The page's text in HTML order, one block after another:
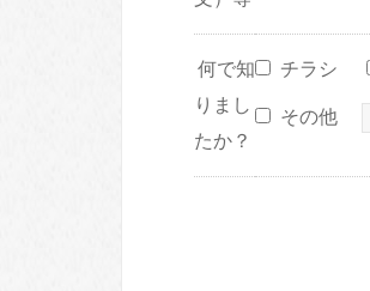
何で知
りまし
たか？
チラシ
その他